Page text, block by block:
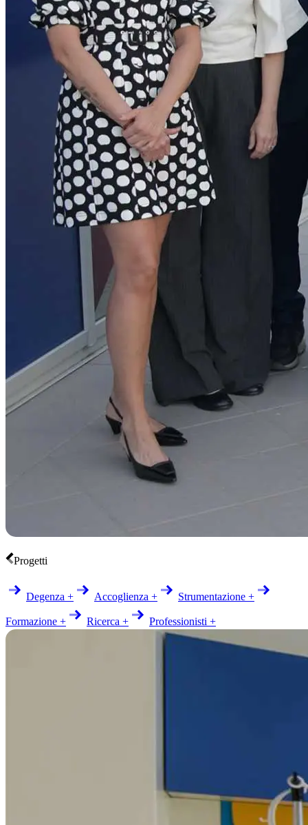
Progetti
Degenza + Accoglienza + Strumentazione +
Formazione + Ricerca + Professionisti +